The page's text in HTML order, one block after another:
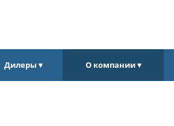
Дилеры ▾ О компании ▾